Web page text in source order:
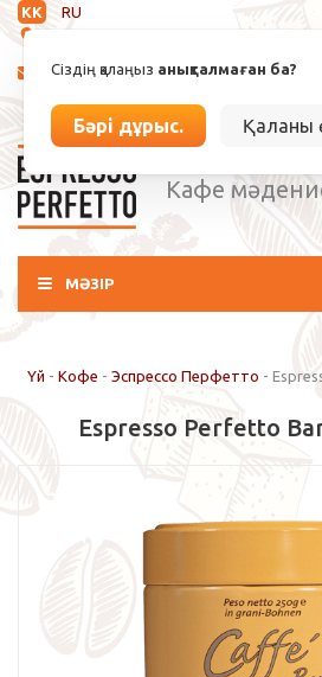
KK
RU
Сіздің қалаңыз анықталмаған ба?
Бәрі дұрыс. Қаланы
info@espressoperfetto.kz
Кафе
МӘЗІР
Үй - Кофе - Эспрессо Перфетто -
Espresso Perfetto